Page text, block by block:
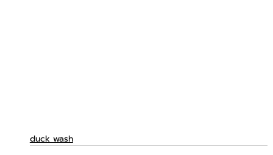
duck wash